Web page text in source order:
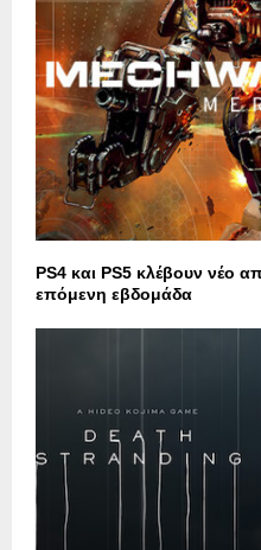
PS4 και PS5 κλέβουν νέο
επόμενη εβδομάδα